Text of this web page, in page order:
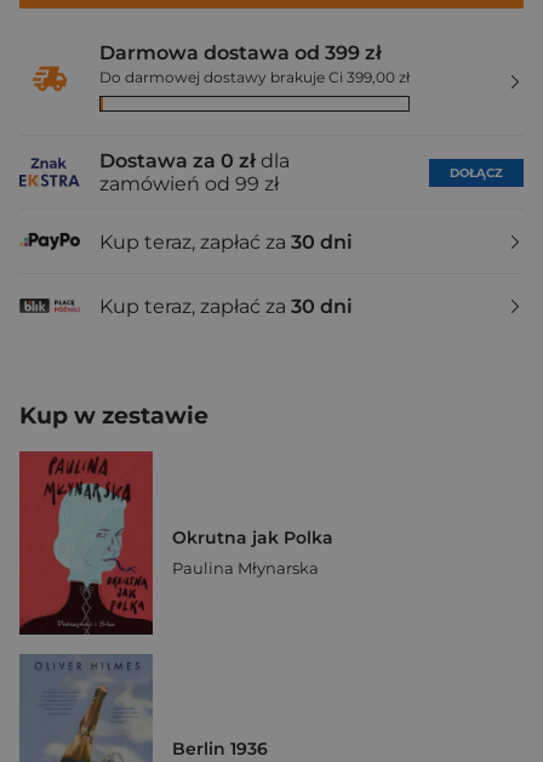
Darmowa dostawa od 399 zł
Do darmowej dostawy brakuje Ci 399,00 zł
Dostawa za 0 zł dla
zamówień od 99 zł
DOŁĄCZ
Kup teraz, zapłać za 30 dni
Kup teraz, zapłać za 30 dni
Kup w zestawie
Okrutna jak Polka
Paulina Młynarska
Berlin 1936